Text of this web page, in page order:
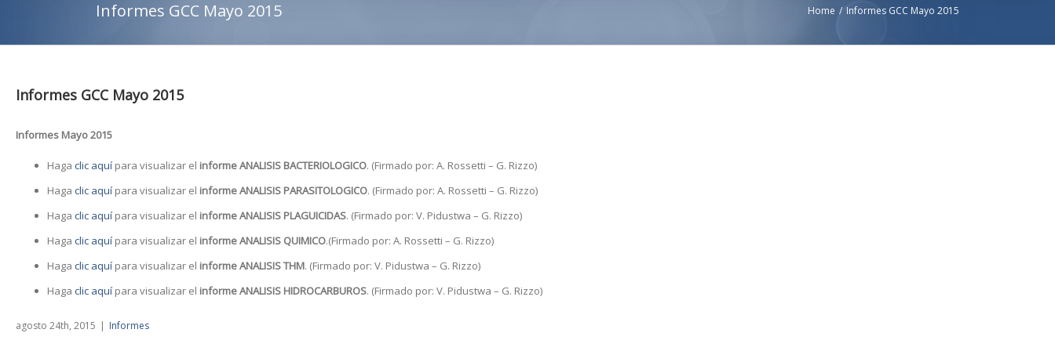
Informes GCC Mayo 2015 Home / Informes GCC Mayo 2015
Informes GCC Mayo 2015
Informes Mayo 2015
Haga clic aquí para visualizar el informe ANALISIS BACTERIOLOGICO. (Firmado por: A. Rossetti – G. Rizzo)
Haga clic aquí para visualizar el informe ANALISIS PARASITOLOGICO. (Firmado por: A. Rossetti – G. Rizzo)
Haga clic aquí para visualizar el informe ANALISIS PLAGUICIDAS. (Firmado por: V. Pidustwa – G. Rizzo)
Haga clic aquí para visualizar el informe ANALISIS QUIMICO.(Firmado por: A. Rossetti – G. Rizzo)
Haga clic aquí para visualizar el informe ANALISIS THM. (Firmado por: V. Pidustwa – G. Rizzo)
Haga clic aquí para visualizar el informe ANALISIS HIDROCARBUROS. (Firmado por: V. Pidustwa – G. Rizzo)
agosto 24th, 2015 | Informes